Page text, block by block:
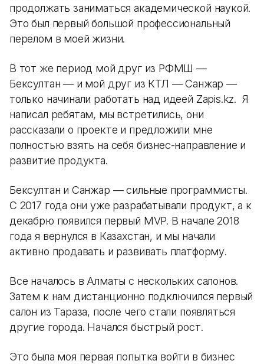
продолжать заниматься академической наукой.
Это был первый большой профессиональный
перелом в моей жизни.
В тот же период мой друг из РФМШ —
Бексултан — и мой друг из КТЛ — Санжар —
только начинали работать над идеей Zapis.kz. Я
написал ребятам, мы встретились, они
рассказали о проекте и предложили мне
полностью взять на себя бизнес-направление и
развитие продукта.
Бексултан и Санжар — сильные программисты.
С 2017 года они уже разрабатывали продукт, а к
декабрю появился первый MVP. В начале 2018
года я вернулся в Казахстан, и мы начали
активно продавать и развивать платформу.
Все началось в Алматы с нескольких салонов.
Затем к нам дистанционно подключился первый
салон из Тараза, после чего стали появляться
другие города. Начался быстрый рост.
Это была моя первая попытка войти в бизнес